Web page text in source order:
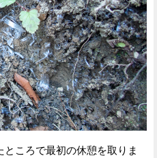
ころで最初の休憩を取りま